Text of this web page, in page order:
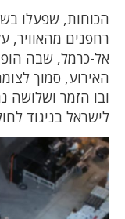
הכוחות, שפעלו
רחפנים מהאוויר,
אל-כרמל, שבה
האירוע, סמוך
ובו הזמר ושלושה
לישראל בניגוד